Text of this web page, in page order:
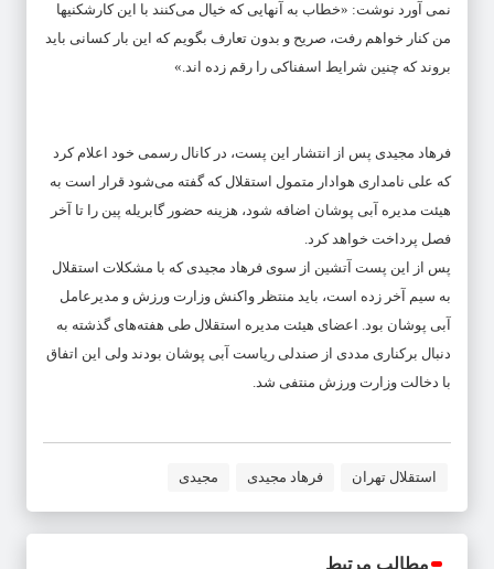
نمی آورد نوشت: «خطاب به آنهایی که خیال می‌کنند با این کارشکنیها
من کنار خواهم رفت، صریح و بدون تعارف بگویم که این بار کسانی باید
بروند که چنین شرایط اسفناکی را رقم زده اند.»
فرهاد مجیدی پس از انتشار این پست، در کانال رسمی خود اعلام کرد
که علی نامداری هوادار متمول استقلال که گفته می‌شود قرار است به
هیئت مدیره آبی پوشان اضافه شود، هزینه حضور گابریله پین را تا آخر
فصل پرداخت خواهد کرد.
پس از این پست آتشین از سوی فرهاد مجیدی که با مشکلات استقلال
به سیم آخر زده است، باید منتظر واکنش وزارت ورزش و مدیرعامل
آبی پوشان بود. اعضای هیئت مدیره استقلال طی هفته‌های گذشته به
دنبال برکناری مددی از صندلی ریاست آبی پوشان بودند ولی این اتفاق
با دخالت وزارت ورزش منتفی شد.
استقلال تهران فرهاد مجیدی مجیدی
مطالب مرتبط